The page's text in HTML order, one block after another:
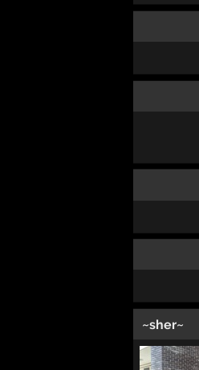
~sher~